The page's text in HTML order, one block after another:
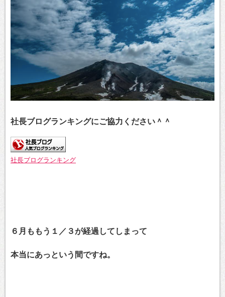
社長ブログランキングにご協力ください＾＾
社長ブログランキング
６月ももう１／３が経過してしまって
本当にあっという間ですね。